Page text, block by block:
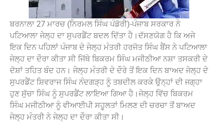
ਬਰਨਾਲਾ 27 ਮਾਰਚ (ਨਿਰਮਲ ਸਿੰਘ ਪੰਡੋਰੀ)-ਪੰਜਾਬ ਸਰਕਾਰ ਨੇ
ਪਟਿਆਲਾ ਜੇਲ੍ਹ ਦਾ ਸੁਪਰਡੈਂਟ ਬਦਲ ਦਿੱਤਾ ਹੈ।ਦੱਸਣਯੋਗ ਹੈ ਕਿ ਅਜੇ
ਇਕ ਦਿਨ ਪਹਿਲਾਂ ਪੰਜਾਬ ਦੇ ਜੇਲ੍ਹ ਮੰਤਰੀ ਹਰਜੋਤ ਸਿੰਘ ਬੈਂਸ ਨੇ ਪਟਿਆਲਾ
ਜੇਲ੍ਹ ਦਾ ਦੌਰਾ ਕੀਤਾ ਸੀ ਜਿੱਥੇ ਬਿਕਰਮ ਸਿੰਘ ਮਜੀਠੀਆ ਨਸ਼ਾ ਤਸਕਰੀ ਦੇ
ਦੋਸ਼ਾਂ ਤਹਿਤ ਬੰਦ ਹਨ। ਜੇਲ੍ਹ ਮੰਤਰੀ ਦੇ ਦੌਰੇ ਤੋਂ ਇਕ ਦਿਨ ਬਾਅਦ ਜੇਲ੍ਹ ਦੇ
ਸੁਪਰਡੈਂਟ ਸ਼ਿਵਰਾਜ ਸਿੰਘ ਨੰਦਗੜ੍ਹ ਨੂੰ ਤਬਦੀਲ ਕਰਕੇ ਉਨ੍ਹਾਂ ਦੀ ਜਗ੍ਹਾ
ਹੁਣ ਸੁੱਚਾ ਸਿੰਘ ਨੂੰ ਸੁਪਰਡੈਂਟ ਲਾਇਆ ਗਿਆ ਹੈ।ਜੇਲ੍ਹ ਵਿੱਚ ਬਿਕਰਮ
ਸਿੰਘ ਮਜੀਠੀਆ ਨੂੰ ਵੀਆਈਪੀ ਸਹੂਲਤਾਂ ਮਿਲਣ ਦੀ ਚਰਚਾ ਤੋਂ ਬਾਅਦ
ਜੇਲ੍ਹ ਮੰਤਰੀ ਨੇ ਜੇਲ੍ਹ ਦਾ ਦੌਰਾ ਕੀਤਾ ਸੀ।